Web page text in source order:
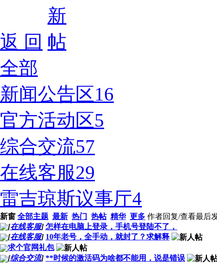
返 回
全部
新闻公告区16
官方活动区5
综合交流57
在线客服29
雷吉琼斯议事厅4
新窗 全部主题 最新 热门 热帖 精华 更多 作者回复/查看最后
[在线客服] 怎样在电脑上登录，手机号登陆不了，
[在线客服] 10年老号，全手动，就封了？求解释
求个官网礼包
[综合交流] **时候的激活码为啥都不能用，说是错误